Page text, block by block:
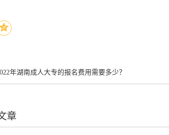
年湖南成人大专的报名费用需要多少？
章